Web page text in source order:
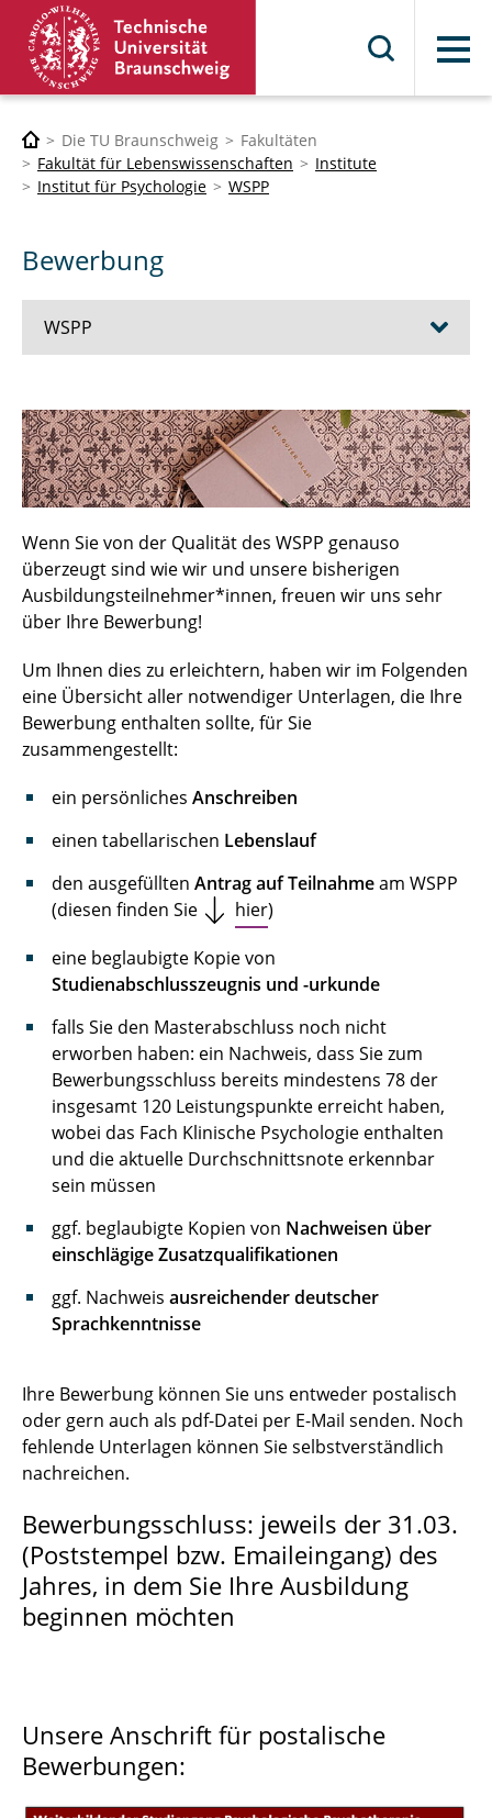
Menü
Die TU Braunschweig
Fakultäten
Fakultät für Lebenswissenschaften
Institute
Institut für Psychologie
WSPP
Bewerbung
WSPP
Vorteile des WSPP an der TU Braunschweig
Ablauf und Inhalte der Ausbildung
Finanzierung der Ausbildung
Zulassungsvoraussetzungen
Kündigung
Meinungen zum WSPP
Bewerbung
Kontakt
Wenn Sie von der Qualität des WSPP genauso
überzeugt sind wie wir und unsere bisherigen
Ausbildungsteilnehmer*innen, freuen wir uns sehr
über Ihre Bewerbung!
Um Ihnen dies zu erleichtern, haben wir im Folgenden
eine Übersicht aller notwendiger Unterlagen, die Ihre
Bewerbung enthalten sollte, für Sie
zusammengestellt:
ein persönliches Anschreiben
einen tabellarischen Lebenslauf
den ausgefüllten Antrag auf Teilnahmeam WSPP
(diesen finden Sie
hier)
eine beglaubigte Kopie von
Studienabschlusszeugnis und -urkunde
falls Sie den Masterabschluss noch nicht
erworben haben: ein Nachweis, dass Sie zum
Bewerbungsschluss bereits mindestens 78 der
insgesamt 120 Leistungspunkte erreicht haben,
wobei das Fach Klinische Psychologie enthalten
und die aktuelle Durchschnittsnote erkennbar
sein müssen
ggf. beglaubigte Kopien von Nachweisen über
einschlägige Zusatzqualifikationen
ggf. Nachweis ausreichender deutscher
Sprachkenntnisse
Ihre Bewerbung können Sie uns entweder postalisch
oder gern auch als pdf-Datei per E-Mail senden. Noch
fehlende Unterlagen können Sie selbstverständlich
nachreichen.
Bewerbungsschluss: jeweils der 31.03.
(Poststempel bzw. Emaileingang) des
Jahres, in dem Sie Ihre Ausbildung
beginnen möchten
Unsere Anschrift für postalische
Bewerbungen: